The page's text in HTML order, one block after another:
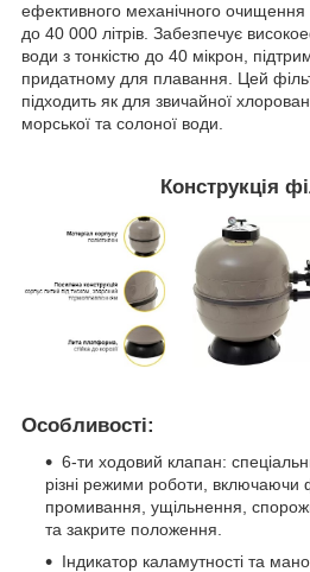
ефективного механічного
до 40 000 літрів. Забезпечує
води з тонкістю до 40 мікрон,
придатному для плавання. Цей
підходить як для звичайної
морської та солоної води.
Конструкція
Особливості:
6-ти ходовий клапан:
різні режими роботи, включаючи
промивання, ущільнення,
та закрите положення.
Індикатор каламутності та